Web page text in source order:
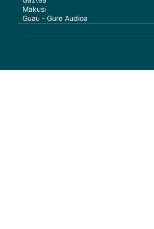
Makusi
Guau - Gure Audioa